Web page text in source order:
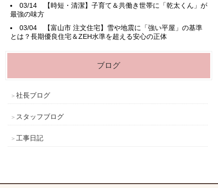
03/14
【時短・清潔】子育て＆共働き世帯に「乾太くん」が
最強の味方
03/04
【富山市 注文住宅】雪や地震に「強い平屋」の基準
とは？長期優良住宅＆ZEH水準を超える安心の正体
ブログ
社長ブログ
スタッフブログ
工事日記